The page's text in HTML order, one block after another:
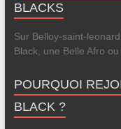
BLACKS
Sur Belloy-saint-
Black, une Belle Afro
POURQUOI
BLACK ?